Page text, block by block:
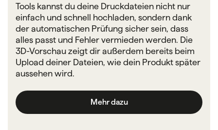
Tools kannst du deine Druckdateien nicht nur
einfach und schnell hochladen, sondern dank
der automatischen Prüfung sicher sein, dass
alles passt und Fehler vermieden werden. Die
3D-Vorschau zeigt dir außerdem bereits beim
Upload deiner Dateien, wie dein Produkt später
aussehen wird.
Mehr dazu